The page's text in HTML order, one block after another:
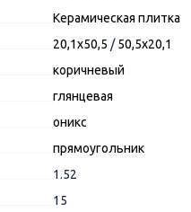
Керамическая плитка
20,1x50,5 /50,5x20,1
коричневый
глянцевая
оникс
прямоугольник
1.52
15